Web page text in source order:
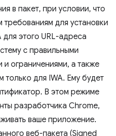
в пакет, при условии, что
требованиям для установки
для этого URL-адреса
с правильными
ограничениями, а также
только для IWA. Ему будет
В этом режиме
разработчика Chrome,
ваше приложение.
веб-пакета (Signed